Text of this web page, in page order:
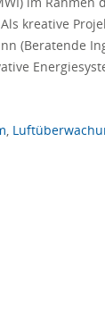
kreative
(Beratende